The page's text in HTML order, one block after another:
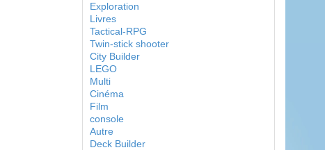
Exploration
Livres
Tactical-RPG
Twin-stick shooter
City Builder
LEGO
Multi
Cinéma
Film
console
Autre
Deck Builder